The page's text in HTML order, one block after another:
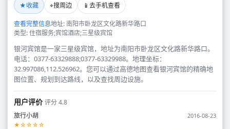
★收藏 ⌖搜周边 📱 去手机查看
查看完整信息地址: 南阳市卧龙区文化路新华路口
类型: 住宿服务;宾馆酒店;三星级宾馆
银河宾馆是一家三星级宾馆，地址为南阳市卧龙区文化路新华路口。
电话：0377-63329888;0377-63329988。地理坐标：
32.997086,112.526962。您可以通过高德地图查看银河宾馆的精确地
图位置、规划到达路线，以及查找周边设施。
用户评价评分 4.8
旅行小胡
2016-08-23
★☆☆☆☆